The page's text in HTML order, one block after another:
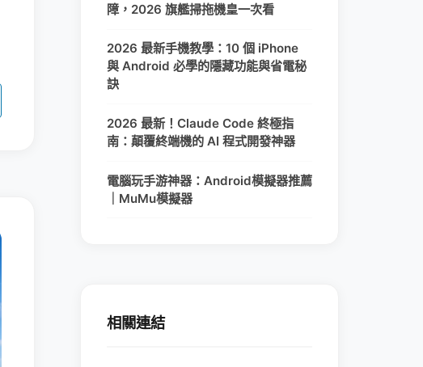
障，2026 旗艦掃拖機皇一次看
2026 最新手機教學：10 個 iPhone
與 Android 必學的隱藏功能與省電秘
訣
2026 最新！Claude Code 終極指
南：顛覆終端機的 AI 程式開發神器
電腦玩手游神器：Android模擬器推薦
｜MuMu模擬器
相關連結